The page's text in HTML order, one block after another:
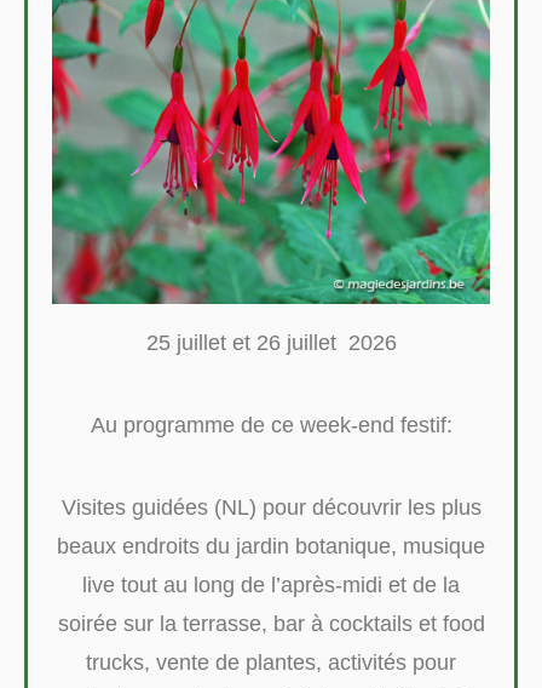
25 juillet et 26 juillet 2026
Au programme de ce week-end festif:
Visites guidées (NL) pour découvrir les plus
beaux endroits du jardin botanique, musique
live tout au long de l’après-midi et de la
soirée sur la terrasse, bar à cocktails et food
trucks, vente de plantes, activités pour